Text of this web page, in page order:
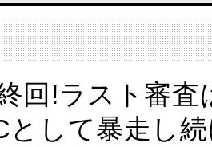
回!ラスト審査
として暴走し